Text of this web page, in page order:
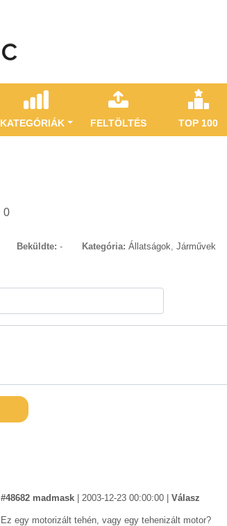
KATEGÓRIÁK FELTÖLTÉS TOP 100
0
Beküldte: - Kategória: Állatságok, Járművek
#48682 madmask 2003-12-23 00:00:00 Válasz
Ez egy motorizált tehén, vagy egy tehenizált motor?